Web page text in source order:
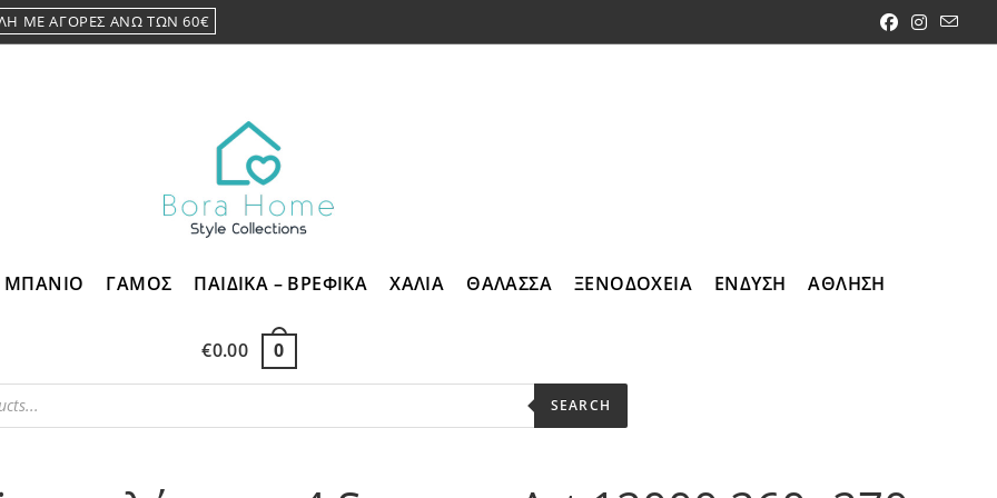
ΜΕ ΑΓΟΡΕΣ ΑΝΩ ΤΩΝ 60€
ΜΠΑΝΙΟ ΓΑΜΟΣ ΠΑΙΔΙΚΑ – ΒΡΕΦΙΚΑ ΧΑΛΙΑ ΘΑΛΑΣΣΑ ΞΕΝΟΔΟΧΕΙΑ ΕΝΔΥΣΗ ΑΘΛΗΣΗ
€0.00 0
SEARCH